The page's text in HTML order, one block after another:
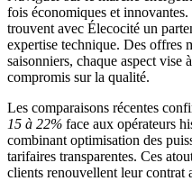
fois économiques et
trouvent avec Élecocité un
expertise technique. Des offres
saisonniers, chaque aspect vise
compromis sur la qualité.
Les comparaisons récentes
15 à 22% face aux opérateurs
combinant optimisation des
tarifaires transparentes. Ces
clients renouvellent leur contrat